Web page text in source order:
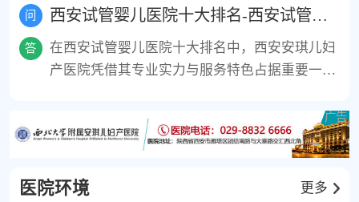
务体验与隐私保护家庭的首选，尤其适合追求高
品质服务且希望平衡成功率与就医舒适度的患
者。
外，安琪儿以患者体验为核心，打造温馨舒适的
就诊环境，严格执行“一医一患一诊室”制度保护
隐私，并推出试管婴儿优惠套餐，部分项目可医
适合追求高品质服务、注重隐私保护的不孕不育
家庭，成为西安试管婴儿领域的口碑之选。
强劲，由经验丰富的专家团队坐镇，配备国际标
二代试管婴儿技术，为患者提供个性化诊疗方
案。医院注重全周期健康管理，从术前检查到胚
进，给予细致关怀。同时，安琪儿以患者体验为
核心，打造温馨舒适的就诊环境，严格执行“一
外，医院还推出试管婴儿优惠套餐，部分项目可
问 西安试管婴儿医院十大排名-西安试管婴儿医院哪个好
答
在西安试管婴儿医院十大排名中，西安安琪儿妇
产医院凭借其专业实力与服务特色占据重要一
以国际标准实验室和资深专家团队为核心，可开
展一代、二代试管婴儿技术，并配备先进的胚胎
培养仪与基因检测设备，技术操作精准度行业领
先。其特色在于“全周期健康管理”，从术前评估
医院环境 更多